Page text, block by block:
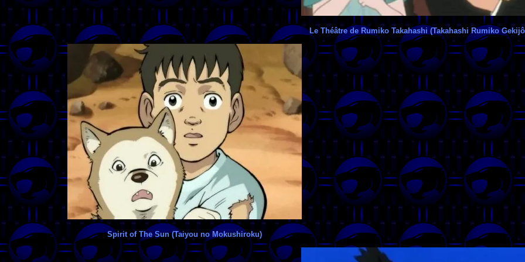
Le Théâtre de Rumiko Takahashi (Takahashi Rumiko
Spirit of The Sun (Taiyou no Mokushiroku)